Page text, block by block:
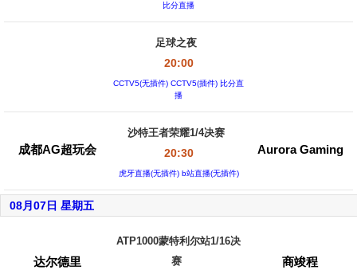
比分直播
足球之夜
20:00
CCTV5(无插件) CCTV5(插件) 比分直
播
成都AG超玩会
沙特王者荣耀1/4决赛
20:30
虎牙直播(无插件) b站直播(无插件)
Aurora Gaming
08月07日 星期五
达尔德里
ATP1000蒙特利尔站1/16决
赛
商竣程